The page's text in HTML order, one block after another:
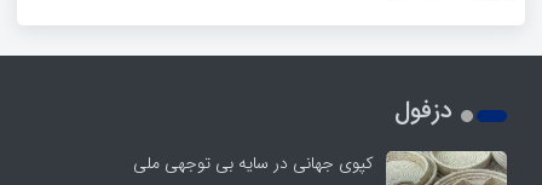
دزفول
کپوی جهانی در سایه بی توجهی ملی